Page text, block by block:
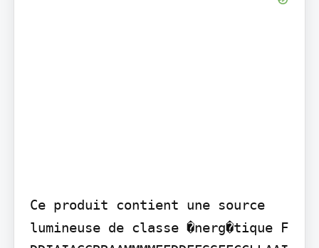
Ce produit contient une source
lumineuse de classe �nerg�tique F